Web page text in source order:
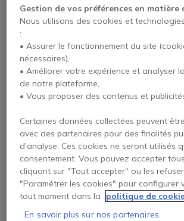
0800 72 4000
Description
Jabra BIZ 2300
Duo - Version
Teams
Gestion de vos préférences en matière
Nous utilisons des cookies et
:
• Assurer le fonctionnement du site
nécessaires),
• Améliorer votre expérience et analyser
de notre plateforme,
• Vous proposer des contenus et
Certaines données collectées peuvent
avec des partenaires pour des finalités
d'analyse. Ces cookies ne seront utilisés
consentement. Vous pouvez accepter
cliquant sur "Tout accepter" ou les
"Paramétrer les cookies" pour configurer
tout moment dans la
politique de
En savoir plus sur nos partenaires.